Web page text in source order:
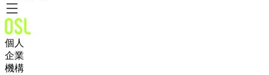
個人
企業
機構